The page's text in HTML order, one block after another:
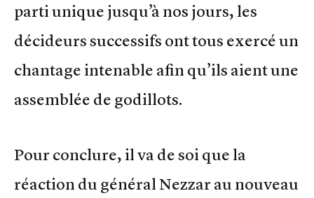
parti unique jusqu’à nos jours, les
décideurs successifs ont tous exercé un
chantage intenable afin qu’ils aient une
assemblée de godillots.
Pour conclure, il va de soi que la
réaction du général Nezzar au nouveau